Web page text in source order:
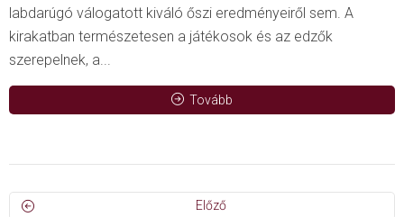
labdarúgó válogatott kiváló őszi eredményeiről sem. A
kirakatban természetesen a játékosok és az edzők
szerepelnek, a...
Tovább
Előző